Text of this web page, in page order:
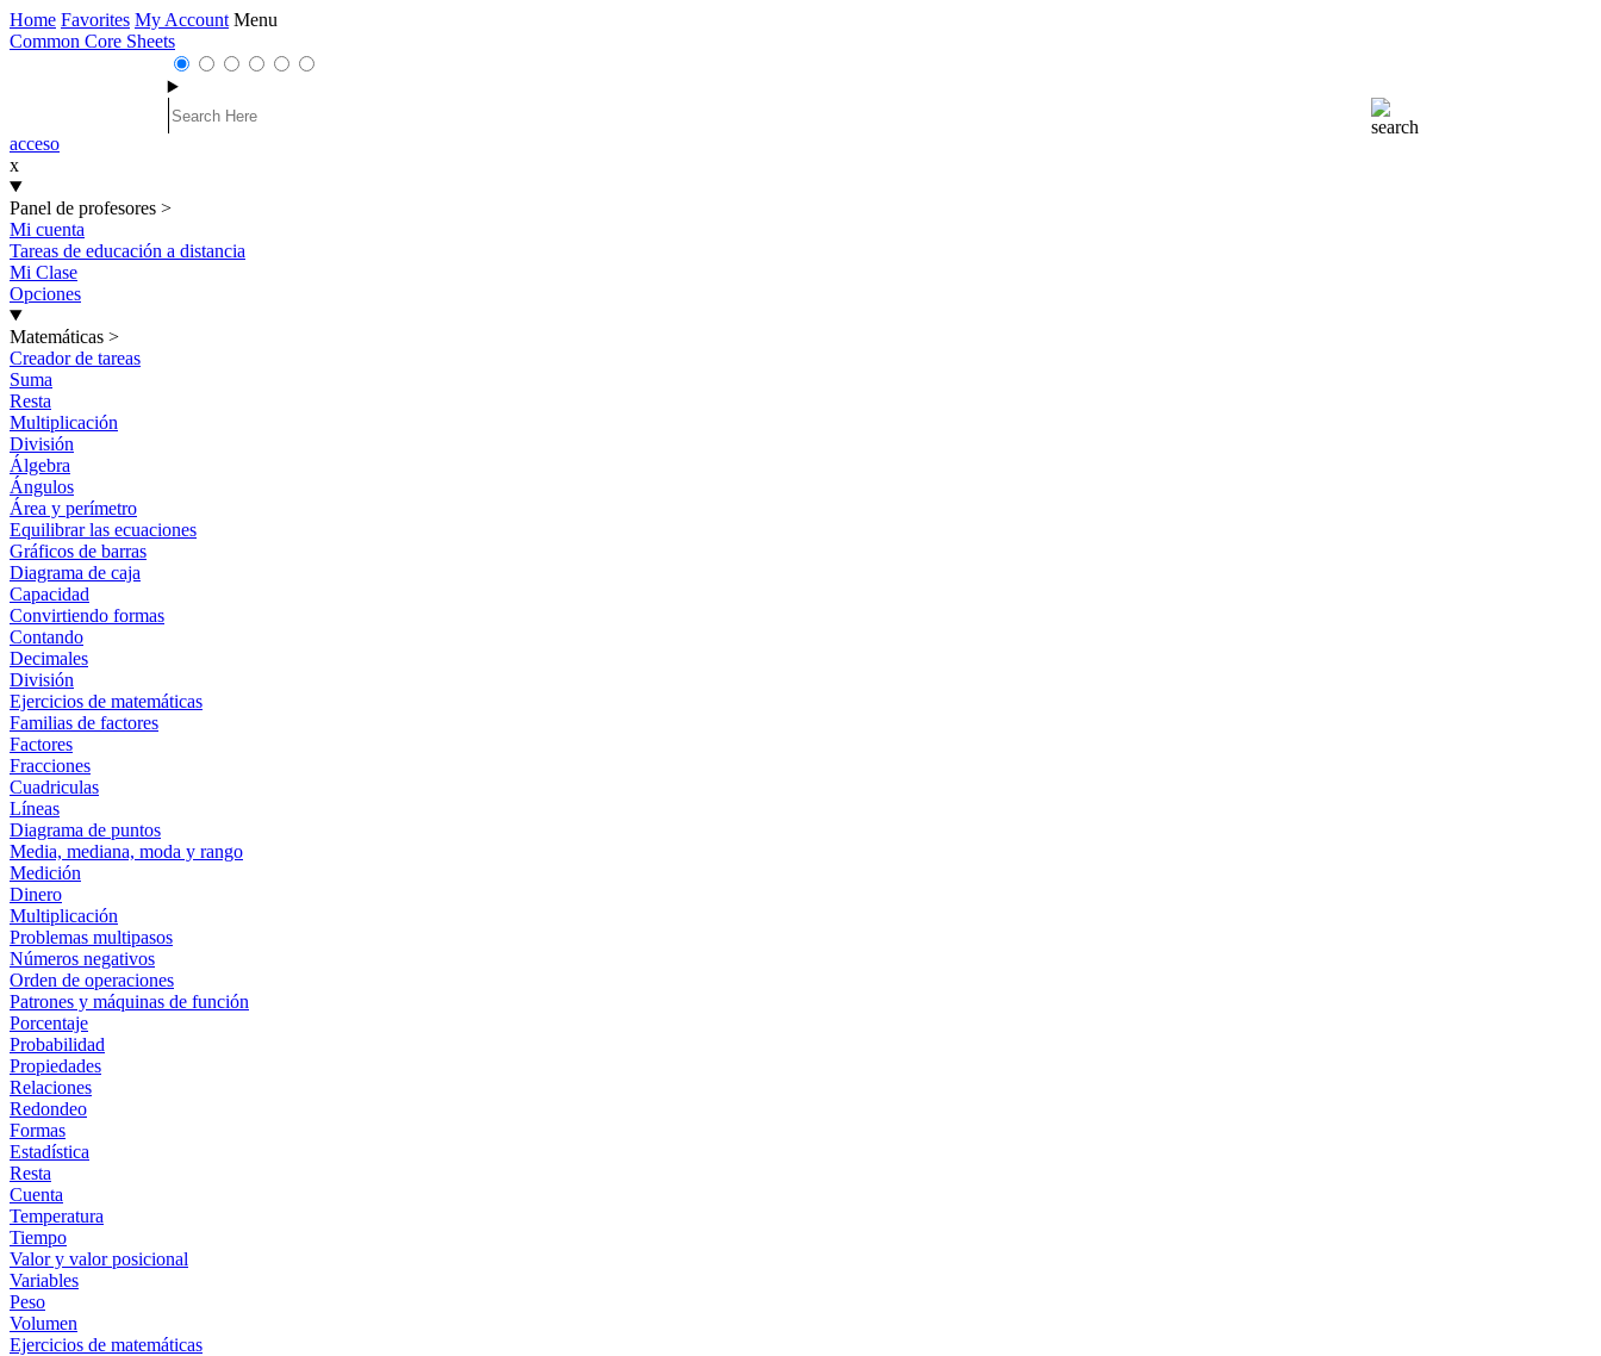
Home Favorites My Account Menu
Common Core Sheets
acceso
x
Panel de profesores >
Mi cuenta
Tareas de educación a distancia
Mi Clase
Opciones
Matemáticas >
Creador de tareas
Suma
Resta
Multiplicación
División
Álgebra
Ángulos
Área y perímetro
Equilibrar las ecuaciones
Gráficos de barras
Diagrama de caja
Capacidad
Convirtiendo formas
Contando
Decimales
División
Ejercicios de matemáticas
Familias de factores
Factores
Fracciones
Cuadriculas
Líneas
Diagrama de puntos
Media, mediana, moda y rango
Medición
Dinero
Multiplicación
Problemas multipasos
Números negativos
Orden de operaciones
Patrones y máquinas de función
Porcentaje
Probabilidad
Propiedades
Relaciones
Redondeo
Formas
Estadística
Resta
Cuenta
Temperatura
Tiempo
Valor y valor posicional
Variables
Peso
Volumen
Ejercicios de matemáticas